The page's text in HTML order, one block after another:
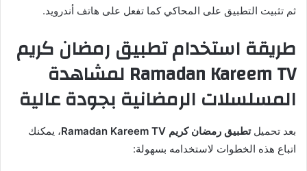
ثم تثبيت التطبيق على المحاكي كما تفعل على هاتف أندرويد.
طريقة استخدام تطبيق رمضان كريم
Ramadan Kareem TV لمشاهدة
المسلسلات الرمضانية بجودة عالية
بعد تحميلتطبيق رمضان كريم Ramadan Kareem TV
، يمكنك
اتباع هذه الخطوات لاستخدامه بسهولة: